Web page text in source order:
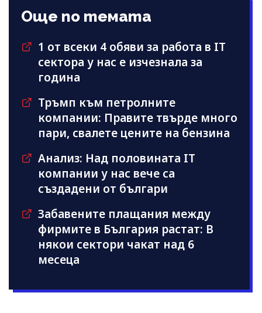
Още по темата
1 от всеки 4 обяви за работа в IT
сектора у нас е изчезнала за
година
Тръмп към петролните
компании: Правите твърде много
пари, свалете цените на бензина
Анализ: Над половината IT
компании у нас вече са
създадени от българи
Забавените плащания между
фирмите в България растат: В
някои сектори чакат над 6
месеца